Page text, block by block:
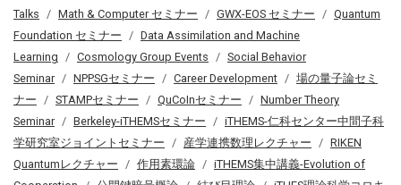
Talks
Math & Computer セミナー GWX-EOS セミナー
Quantum
Foundation セミナー
Data Assimilation and Machine
Learning
Cosmology Group Events
Social Behavior
Seminar
NPPSGセミナー Career Development
場の量子論セミ
ナー
STAMPセミナー QuCoInセミナー
Number Theory
Seminar
Berkeley-iTHEMSセミナー
iTHEMS-仁科センター中間子科
学研究室ジョイントセミナー
産学連携数理レクチャー
RIKEN
Quantumレクチャー
作用素環論
iTHEMS集中講義-Evolution of